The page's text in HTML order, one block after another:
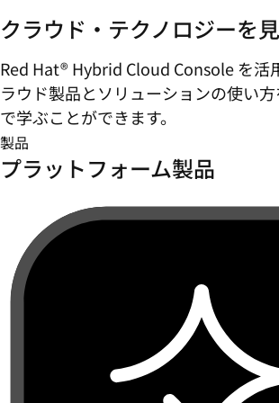
クラウド・テクノロジーを
Red Hat® Hybrid Cloud Console を活
ラウド製品とソリューションの使い
で学ぶことができます。
製品
プラットフォーム製品